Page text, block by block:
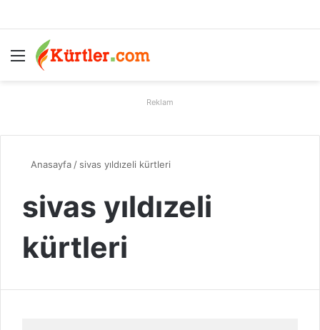
Menü
Reklam
Anasayfa / sivas yıldızeli kürtleri
sivas yıldızeli
kürtleri